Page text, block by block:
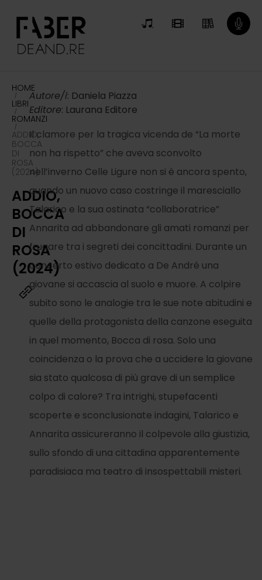
HOME
/
LIBRI
/
ROMANZI
/
ADDIO,
BOCCA
DI
ROSA
(2024)
ADDIO,
BOCCA
DI
ROSA
(2024)
Autore/i: Daniela Piazza
Editore: Laurana Editore
Il clamore per la tragica vicenda de “La morte
non ha rispetto” che aveva sconvolto
nell’inverno Celle Ligure non si è ancora spento,
quando un nuovo caso costringe il maresciallo
Talarico e la sua ostinata “collaboratrice”
Annarita ad abbandonare gli amati romanzi per
frugare tra i segreti dei concittadini. Durante un
concerto estivo dedicato a De André una
giovane si accascia al suolo e muore. A colpire
subito sono le analogie tra le sue note abitudini e
quelle della protagonista della canzone eseguita
in quel momento, Bocca di rosa. Solo una
coincidenza o la prova che a uccidere la giovane
sia stato qualcosa di più grave di un semplice
colpo di calore? Tra intrighi, stupefacenti
scoperte e sconclusionate indagini, Talarico e
Annarita assicureranno il colpevole alla giustizia,
sullo sfondo di una cittadina apparentemente
paradisiaca ma teatro di insospettabili misteri.